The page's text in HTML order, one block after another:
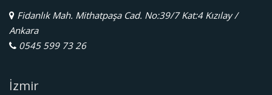
Fidanlık Mah. Mithatpaşa Cad. No:39/7 Kat:4 Kızılay /
Ankara
0545 599 73 26
İzmir